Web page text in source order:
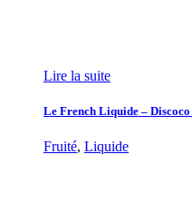
Lire la suite
Le French Liquide –
Fruité, Liquide